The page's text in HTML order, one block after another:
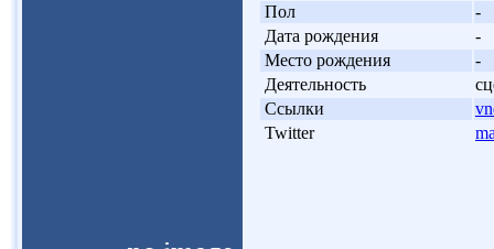
Пол
-
Дата рождения
-
Место рождения
-
Деятельность
Ссылки
Twitter